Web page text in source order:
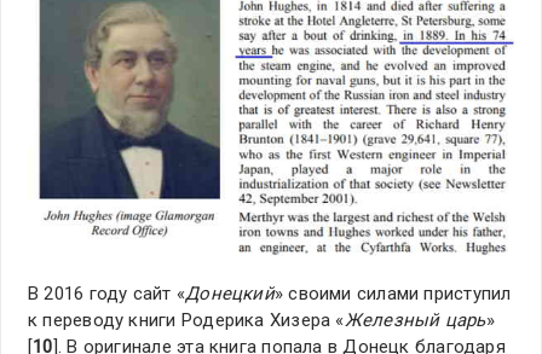
В 2016 году сайт «Донецкий» своими силами приступил
к переводу книги Родерика Хизера «Железный царь»
[10]. В оригинале эта книга попала в Донецк благодаря